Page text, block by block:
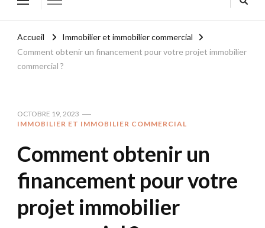
Accueil
Immobilier et immobilier commercial
Comment obtenir un financement pour votre projet immobilier
commercial ?
OCTOBRE 19, 2023
IMMOBILIER ET IMMOBILIER COMMERCIAL
Comment obtenir un
financement pour votre
projet immobilier